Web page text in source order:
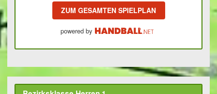
ZUM GESAMTEN SPIELPLAN
powered by